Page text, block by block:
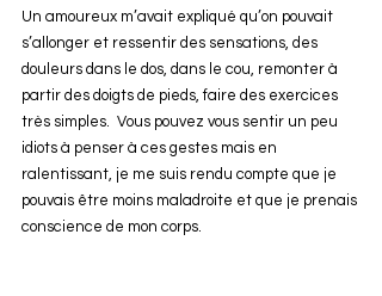
Un amoureux m’avait expliqué qu’on pouvait
s’allonger et ressentir des sensations, des
douleurs dans le dos, dans le cou, remonter à
partir des doigts de pieds, faire des exercices
très simples.  Vous pouvez vous sentir un peu
idiots à penser à ces gestes mais en
ralentissant, je me suis rendu compte que je
pouvais être moins maladroite et que je prenais
conscience de mon corps.